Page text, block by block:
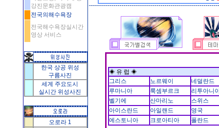
강진문화관광캠
전국의해수욕장
전국해수욕장실시간
영상 서비스
한국 상공 위성
구름사진
세계 주요도시
실시간 위성사진
오로라 1
◈ 유 럽 ◈
그리스
노르웨이
네덜란드
루마니아
룩셈부르크
리투아니
벨기에
산마리노
스위스
아이스란드
아일랜드
영국
에스토니아
크로아티아 폴란드